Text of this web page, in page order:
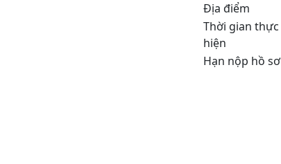
Địa điểm
Thời gian thực
hiện
Hạn nộp hồ sơ